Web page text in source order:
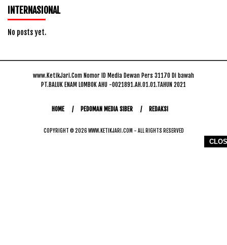
INTERNASIONAL
No posts yet.
www.KetikJari.Com Nomor ID Media Dewan Pers 31170 Di bawah
PT.BALUK ENAM LOMBOK AHU -0021891.AH.01.01.TAHUN 2021
HOME PEDOMAN MEDIA SIBER REDAKSI
COPYRIGHT © 2026 WWW.KETIKJARI.COM - ALL RIGHTS RESERVED